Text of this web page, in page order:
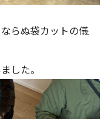
らぬ袋カットの儀
した。